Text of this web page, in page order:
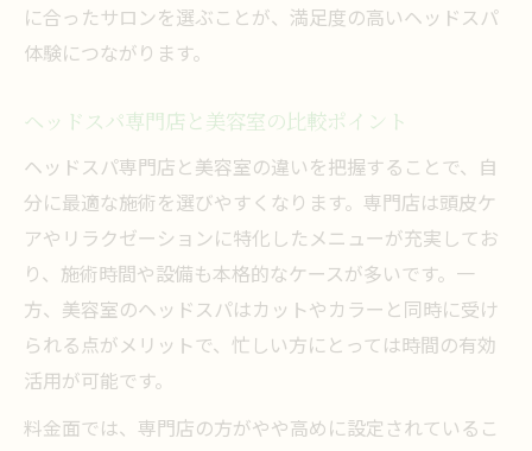
法
美容室ヘッドスパの料金相場と満足度の関
コストパフォーマンスで選ぶ美容室ヘッド
スパ
美容室でヘッドスパをお得に楽しむコツ
料金相場を知って納得の美容室ヘッドスパ
体験
相場より満足度が高い美容室ヘッドスパの
選び方
に合ったサロンを選ぶことが、満足度の高いヘッドスパ
体験につながります。
ヘッドスパ専門店と美容室の比較ポイント
ヘッドスパ専門店と美容室の違いを把握することで、自
分に最適な施術を選びやすくなります。専門店は頭皮ケ
アやリラクゼーションに特化したメニューが充実してお
り、施術時間や設備も本格的なケースが多いです。一
方、美容室のヘッドスパはカットやカラーと同時に受け
られる点がメリットで、忙しい方にとっては時間の有効
活用が可能です。
料金面では、専門店の方がやや高めに設定されているこ